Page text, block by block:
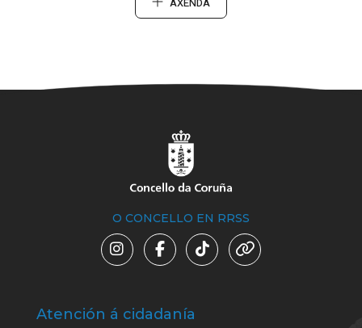
AXENDA
O CONCELLO EN RRSS
Atención á cidadanía